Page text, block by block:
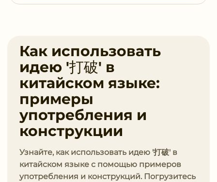
Как использовать
идею '打破' в
китайском языке:
примеры
употребления и
конструкции
Узнайте, как использовать идею '打破' в
китайском языке с помощью примеров
употребления и конструкций. Погрузитесь